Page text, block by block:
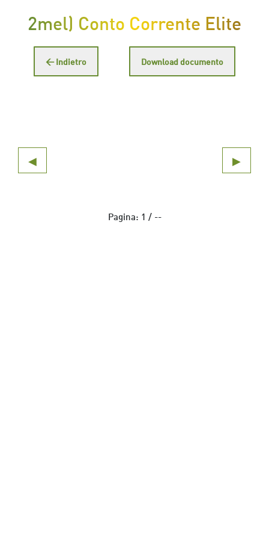
2mel) Conto Corrente Elite
← Indietro Download documento
◀ ▶
Pagina: 1 / --